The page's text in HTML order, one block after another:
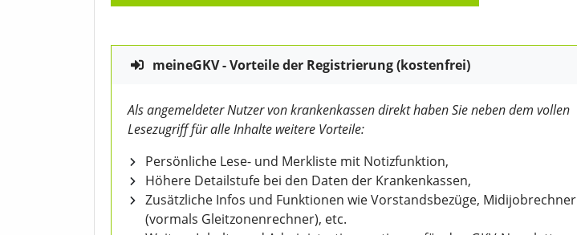
meineGKV - Vorteile der Registrierung (kostenfrei)
Als angemeldeter Nutzer von krankenkassen direkt haben Sie neben dem vollen
Lesezugriff für alle Inhalte weitere Vorteile:
Persönliche Lese- und Merkliste mit Notizfunktion,
Höhere Detailstufe bei den Daten der Krankenkassen,
Zusätzliche Infos und Funktionen wie Vorstandsbezüge, Midijobrechner
(vormals Gleitzonenrechner), etc.